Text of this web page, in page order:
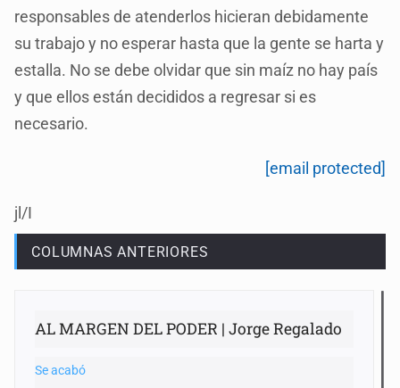
responsables de atenderlos hicieran debidamente
su trabajo y no esperar hasta que la gente se harta y
estalla. No se debe olvidar que sin maíz no hay país
y que ellos están decididos a regresar si es
necesario.
[email protected]
jl/I
COLUMNAS ANTERIORES
AL MARGEN DEL PODER | Jorge Regalado
Se acabó